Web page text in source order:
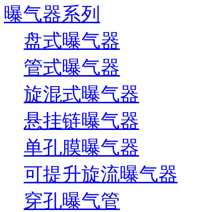
曝气器系列
盘式曝气器
管式曝气器
旋混式曝气器
悬挂链曝气器
单孔膜曝气器
可提升旋流曝气器
穿孔曝气管